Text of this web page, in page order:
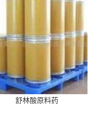
舒林酸原料药